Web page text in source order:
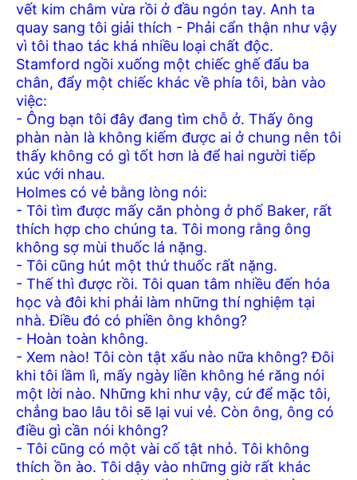
vết kim châm vừa rồi ở đầu ngón tay. Anh ta
quay sang tôi giải thích - Phải cẩn thận như vậy
vì tôi thao tác khá nhiều loại chất độc.
Stamford ngồi xuống một chiếc ghế đẩu ba
chân, đẩy một chiếc khác về phía tôi, bàn vào
việc:
- Ông bạn tôi đây đang tìm chỗ ở. Thấy ông
phàn nàn là không kiếm được ai ở chung nên tôi
thấy không có gì tốt hơn là để hai người tiếp
xúc với nhau.
Holmes có vẻ bằng lòng nói:
- Tôi tìm được mấy căn phòng ở phố Baker, rất
thích hợp cho chúng ta. Tôi mong rằng ông
không sợ mùi thuốc lá nặng.
- Tôi cũng hút một thứ thuốc rất nặng.
- Thế thì được rồi. Tôi quan tâm nhiều đến hóa
học và đôi khi phải làm những thí nghiệm tại
nhà. Điều đó có phiền ông không?
- Hoàn toàn không.
- Xem nào! Tôi còn tật xấu nào nữa không? Đôi
khi tôi lầm lì, mấy ngày liền không hé răng nói
một lời nào. Những khi như vậy, cứ để mặc tôi,
chẳng bao lâu tôi sẽ lại vui vẻ. Còn ông, ông có
điều gì cần nói không?
- Tôi cũng có một vài cố tật nhỏ. Tôi không
thích ồn ào. Tôi dậy vào những giờ rất khác